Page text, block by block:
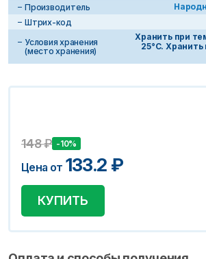
Производитель
Штрих-код
Условия хранения
(место хранения)
Хранить при
25°С.
148₽ -10%
Цена от 133.2 ₽
КУПИТЬ